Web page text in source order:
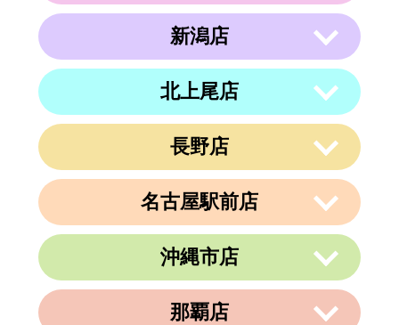
午前10時～午後19時
〒063-0811
北海道札幌市西区琴似１条５丁目４−１
午前10時～午後19時
新潟店
〒950-0962
025-288-5593
営業時間 午前9時～午後6時
不定休
北上尾店
〒362-0015
埼玉県上尾市緑丘3-3-11-2 PAPA上尾シ
午前10時～午後19時
長野店
〒380-0823
長野県長野市南千歳1-10-5 第一荒井ビ
026-217-6162
午前10時～午後19時
名古屋駅前店
〒450-0002
愛知県名古屋市中村区名駅3丁目9番14
名古屋東アーバンビル6F
沖縄市店
〒904-0034那覇店